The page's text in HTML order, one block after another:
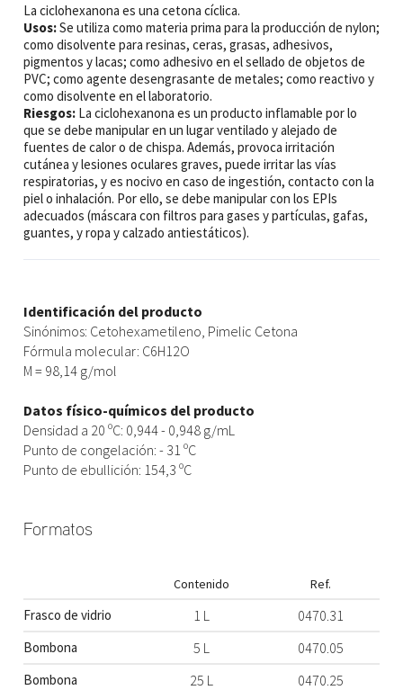
La ciclohexanona es una cetona cíclica.
Usos:Se utiliza como materia prima para la producción de nylon;
como disolvente para resinas, ceras, grasas, adhesivos,
pigmentos y lacas; como adhesivo en el sellado de objetos de
PVC; como agente desengrasante de metales; como reactivo y
como disolvente en el laboratorio.
Riesgos: La ciclohexanona es un producto inflamable por lo
que se debe manipular en un lugar ventilado y alejado de
fuentes de calor o de chispa. Además, provoca irritación
cutánea y lesiones oculares graves, puede irritar las vías
respiratorias, y es nocivo en caso de ingestión, contacto con la
piel o inhalación. Por ello, se debe manipular con los EPIs
adecuados (máscara con filtros para gases y partículas, gafas,
guantes, y ropa y calzado antiestáticos).
Identificación del producto
Sinónimos: Cetohexametileno, Pimelic Cetona
Fórmula molecular: C6H12O
M = 98,14 g/mol
Datos físico-químicos del producto
Densidad a 20 ºC: 0,944 - 0,948 g/mL
Punto de congelación: - 31 ºC
Punto de ebullición: 154,3 ºC
Formatos
Contenido Ref.
Frasco de vidrio 1 L 0470.31
Bombona 5 L 0470.05
Bombona 25 L 0470.25